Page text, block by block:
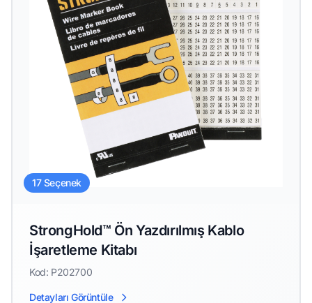
17 Seçenek
StrongHold™ Ön Yazdırılmış Kablo
İşaretleme Kitabı
Kod: P202700
Detayları Görüntüle